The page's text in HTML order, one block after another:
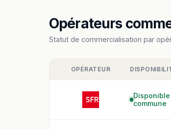
Opérateurs
Statut de commercialisation par
OPÉRATEUR
commune